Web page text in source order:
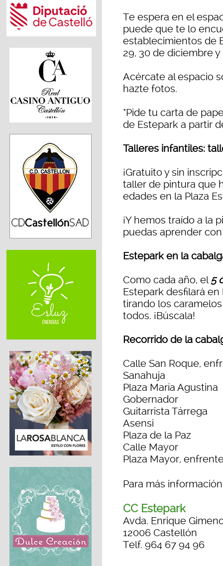
Te espera en el
puede que te lo
establecimientos de
29, 30 de diciembre y
Acércate al espacio
hazte fotos.
*Pide tu carta de
de Estepark a partir
Talleres infantiles:
¡Gratuito y sin
taller de pintura que
edades en la Plaza
¡Y hemos traído a la
puedas aprender
Estepark en la
Como cada año, el5
Estepark desfilará
tirando los
todos. ¡Búscala!
Recorrido de la
Calle San Roque,
Sanahuja
Plaza María Agustina
Gobernador
Guitarrista Tárrega
Asensi
Plaza de la Paz
Calle Mayor
Plaza Mayor,
Para más
CC Estepark
Avda. Enrique
12006 Castellón
Telf. 964 67 94 96